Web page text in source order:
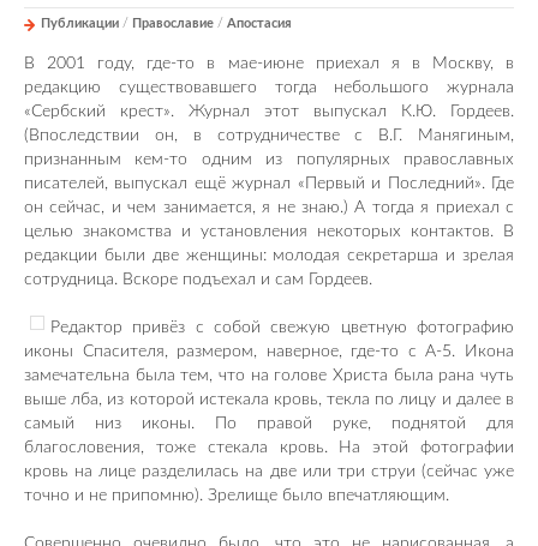
Публикации / Православие / Апостасия
В 2001 году, где-то в мае-июне приехал я в Москву, в
редакцию существовавшего тогда небольшого журнала
«Сербский крест». Журнал этот выпускал К.Ю. Гордеев.
(Впоследствии он, в сотрудничестве с В.Г. Манягиным,
признанным кем-то одним из популярных православных
писателей, выпускал ещё журнал «Первый и Последний». Где
он сейчас, и чем занимается, я не знаю.) А тогда я приехал с
целью знакомства и установления некоторых контактов. В
редакции были две женщины: молодая секретарша и зрелая
сотрудница. Вскоре подъехал и сам Гордеев.
Редактор привёз с собой свежую цветную фотографию
иконы Спасителя, размером, наверное, где-то с А-5. Икона
замечательна была тем, что на голове Христа была рана чуть
выше лба, из которой истекала кровь, текла по лицу и далее в
самый низ иконы. По правой руке, поднятой для
благословения, тоже стекала кровь. На этой фотографии
кровь на лице разделилась на две или три струи (сейчас уже
точно и не припомню). Зрелище было впечатляющим.